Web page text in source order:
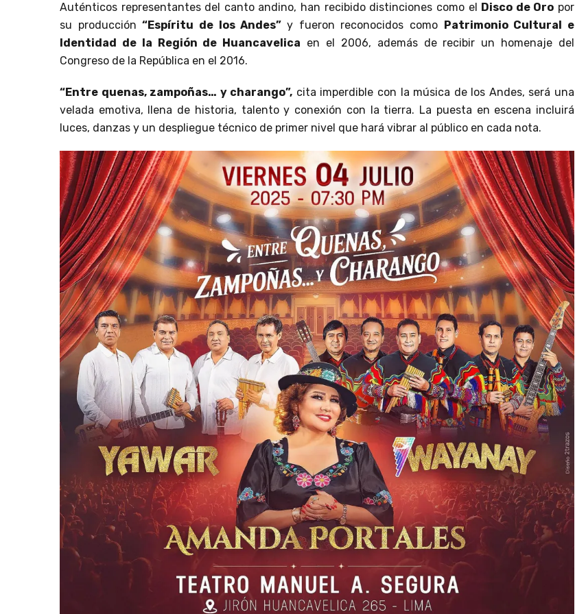
Auténticos representantes del canto andino, han recibido distinciones como el Disco de Oro por
su producción“Espíritu de los Andes”y fueron reconocidos como
Patrimonio Cultural e
Identidad de la Región de Huancavelica en el 2006, además de recibir un homenaje del
Congreso de la República en el 2016.
“Entre quenas, zampoñas… y charango”, cita imperdible con la música de los Andes, será una
velada emotiva, llena de historia, talento y conexión con la tierra. La puesta en escena incluirá
luces, danzas y un despliegue técnico de primer nivel que hará vibrar al público en cada nota.